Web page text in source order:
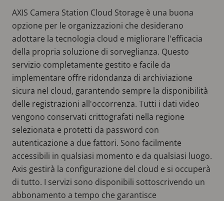
AXIS Camera Station Cloud Storage è una buona
opzione per le organizzazioni che desiderano
adottare la tecnologia cloud e migliorare l'efficacia
della propria soluzione di sorveglianza. Questo
servizio completamente gestito e facile da
implementare offre ridondanza di archiviazione
sicura nel cloud, garantendo sempre la disponibilità
delle registrazioni all'occorrenza. Tutti i dati video
vengono conservati crittografati nella regione
selezionata e protetti da password con
autenticazione a due fattori. Sono facilmente
accessibili in qualsiasi momento e da qualsiasi luogo.
Axis gestirà la configurazione del cloud e si occuperà
di tutto. I servizi sono disponibili sottoscrivendo un
abbonamento a tempo che garantisce